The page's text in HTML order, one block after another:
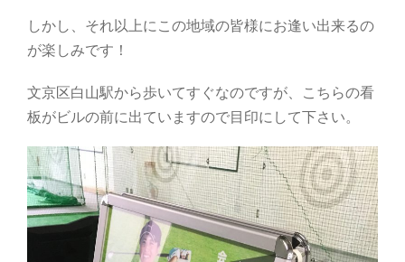
しかし、それ以上にこの地域の皆様にお逢い出来るの
が楽しみです！
文京区白山駅から歩いてすぐなのですが、こちらの看
板がビルの前に出ていますので目印にして下さい。